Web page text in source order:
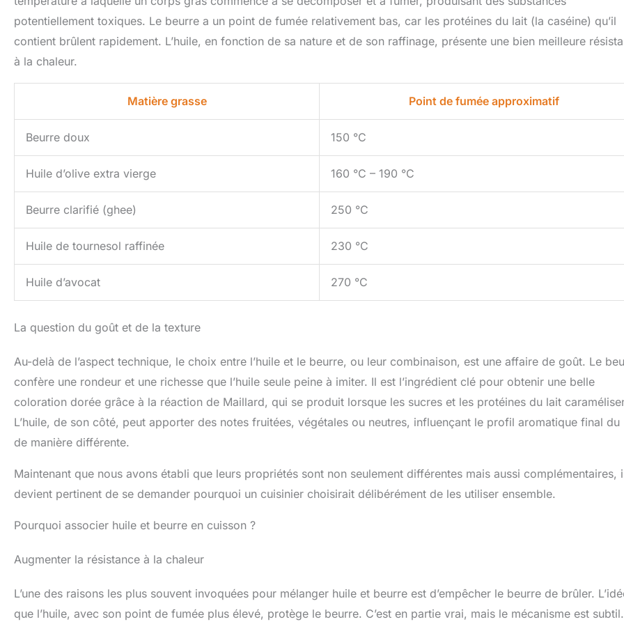
potentiellement toxiques. Le beurre a un point de fumée relativement bas, car les protéines du lait (la caséine) qu’il
contient brûlent rapidement. L’huile, en fonction de sa nature et de son raffinage, présente une bien meilleure
à la chaleur.
Matière grasse Point de fumée approximatif
Beurre doux 150 °C
Huile d’olive extra vierge 160 °C – 190 °C
Beurre clarifié (ghee) 250 °C
Huile de tournesol raffinée 230 °C
Huile d’avocat 270 °C
La question du goût et de la texture
Au-delà de l’aspect technique, le choix entre l’huile et le beurre, ou leur combinaison, est une affaire de goût. Le
confère une rondeur et une richesse que l’huile seule peine à imiter. Il est l’ingrédient clé pour obtenir une belle
coloration dorée grâce à la réaction de Maillard, qui se produit lorsque les sucres et les protéines du lait
L’huile, de son côté, peut apporter des notes fruitées, végétales ou neutres, influençant le profil aromatique final du
de manière différente.
Maintenant que nous avons établi que leurs propriétés sont non seulement différentes mais aussi complémentaires,
devient pertinent de se demander pourquoi un cuisinier choisirait délibérément de les utiliser ensemble.
Pourquoi associer huile et beurre en cuisson ?
Augmenter la résistance à la chaleur
L’une des raisons les plus souvent invoquées pour mélanger huile et beurre est d’empêcher le beurre de brûler.
que l’huile, avec son point de fumée plus élevé, protège le beurre. C’est en partie vrai, mais le mécanisme est